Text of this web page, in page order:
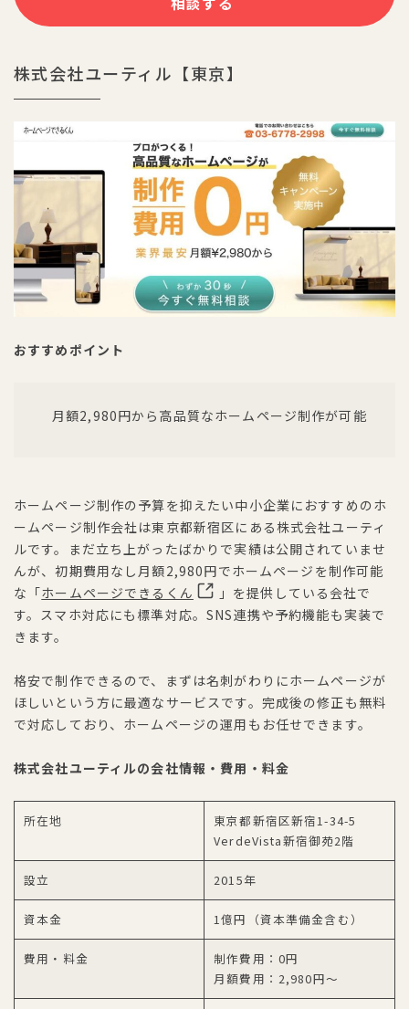
株式会社ユーティル【東京】
おすすめポイント
月額2,980円から高品質なホームページ制作が可能
ホームページ制作の予算を抑えたい中小企業におすすめのホ
ームページ制作会社は東京都新宿区にある株式会社ユーティ
ルです。まだ立ち上がったばかりで実績は公開されていませ
んが、初期費用なし月額2,980円でホームページを制作可能
な「ホームページできるくん
」を提供している会社で
す。スマホ対応にも標準対応。SNS連携や予約機能も実装で
きます。
格安で制作できるので、まずは名刺がわりにホームページが
ほしいという方に最適なサービスです。完成後の修正も無料
で対応しており、ホームページの運用もお任せできます。
株式会社ユーティルの会社情報・費用・料金
所在地
東京都新宿区新宿1-34-5
VerdeVista新宿御苑2階
設立 2015年
資本金 1億円（資本準備金含む）
費用・料金
制作費用：0円
月額費用：2,980円〜